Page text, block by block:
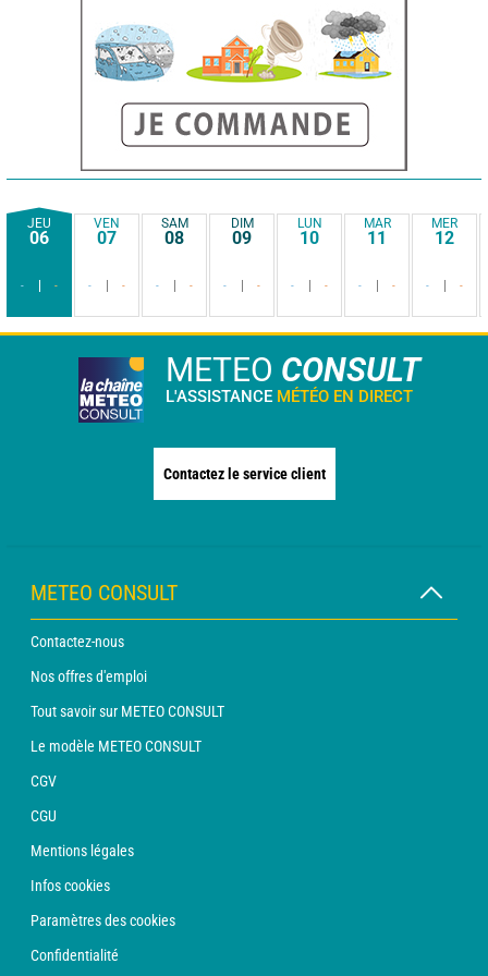
JEU
06
- -
VEN
07
- -
SAM
08
- -
DIM
09
- -
LUN
10
- -
MAR
11
- -
MER
12
- -
METEO CONSULT
L'ASSISTANCE MÉTÉO EN DIRECT
Contactez le service client
METEO CONSULT
Contactez-nous
Nos offres d'emploi
Tout savoir sur METEO CONSULT
Le modèle METEO CONSULT
CGV
CGU
Mentions légales
Infos cookies
Paramètres des cookies
Confidentialité